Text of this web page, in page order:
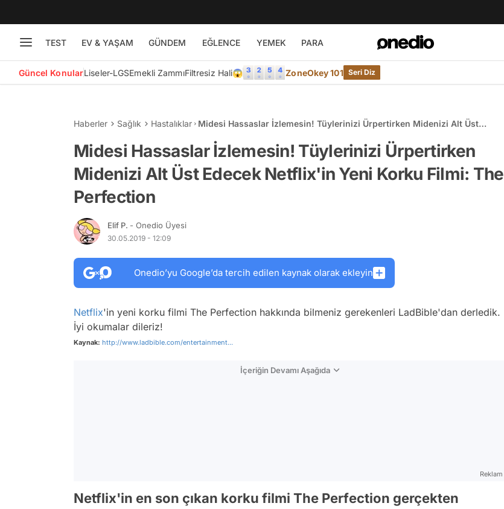
TEST EV & YAŞAM GÜNDEM EĞLENCE YEMEK PARA
Güncel KonularLiseler-LGSEmekli ZammıFiltresiz Hali😱 ZoneOkey 101 Seri Diz
Haberler Sağlık Hastalıklar
Midesi Hassaslar İzlemesin! Tüylerinizi Ürpertirken Midenizi Alt Üst
Midesi Hassaslar İzlemesin! Tüylerinizi Ürpertirken
Midenizi Alt Üst Edecek Netflix'in Yeni Korku Filmi: The
Perfection
Elif P. - Onedio Üyesi
30.05.2019 - 12:09
Onedio’yu Google’da tercih edilen kaynak olarak ekleyin
Netflix'in yeni korku filmi The Perfection hakkında bilmeniz gerekenleri LadBible'dan derledik.
İyi okumalar dileriz!
Kaynak: http://www.ladbible.com/entertainment...
İçeriğin Devamı Aşağıda
Reklam
Netflix'in en son çıkan korku filmi The Perfection gerçekten